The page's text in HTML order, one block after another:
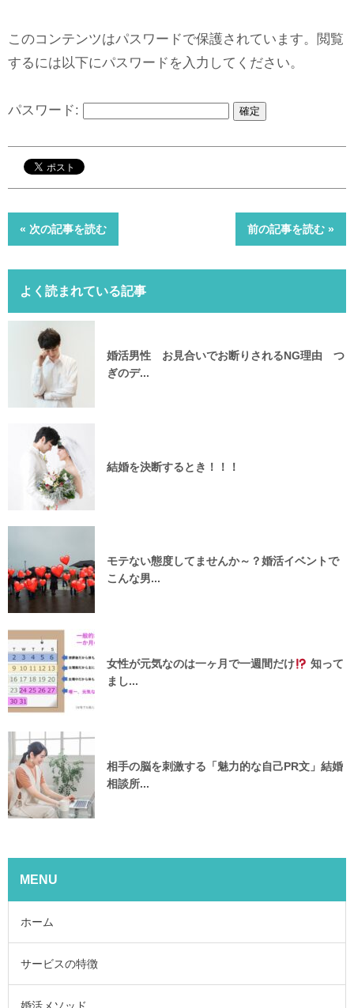
このコンテンツはパスワードで保護されています。閲覧
するには以下にパスワードを入力してください。
パスワード:
« 次の記事を読む 前の記事を読む »
よく読まれている記事
婚活男性 お見合いでお断りされるNG理由 つ
ぎのデ...
結婚を決断するとき！！！
モテない態度してませんか～？婚活イベントで
こんな男...
女性が元気なのは一ヶ月で一週間だけ
知って
まし...
相手の脳を刺激する「魅力的な自己PR文」結婚
相談所...
MENU
ホーム
サービスの特徴